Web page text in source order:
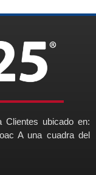
Clientes ubicado en:
A una cuadra del